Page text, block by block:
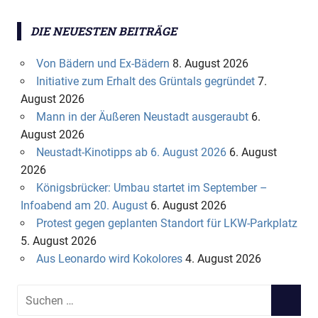
DIE NEUESTEN BEITRÄGE
Von Bädern und Ex-Bädern 8. August 2026
Initiative zum Erhalt des Grüntals gegründet 7.
August 2026
Mann in der Äußeren Neustadt ausgeraubt 6.
August 2026
Neustadt-Kinotipps ab 6. August 2026 6. August
2026
Königsbrücker: Umbau startet im September –
Infoabend am 20. August 6. August 2026
Protest gegen geplanten Standort für LKW-Parkplatz
5. August 2026
Aus Leonardo wird Kokolores 4. August 2026